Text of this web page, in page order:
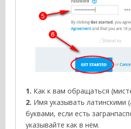
1. Как к вам обращаться
2. Имя указывать латинскими
буквами, если есть
указывайте как в нём.